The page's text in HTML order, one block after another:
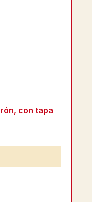
5 estrellas
con tapa